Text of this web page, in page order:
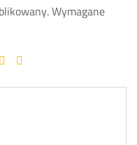
Wymagane